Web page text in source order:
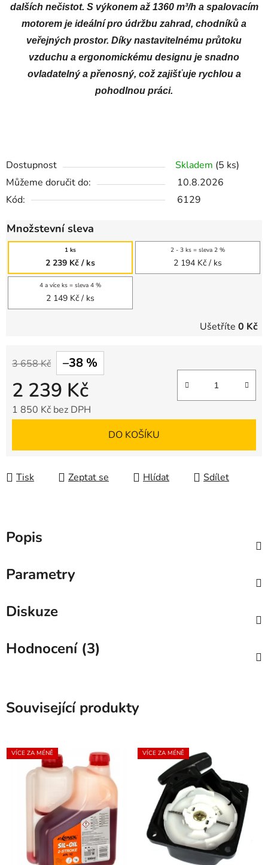
dalších nečistot. S výkonem až 1360 m³/h a spalovacím
motorem je ideální pro údržbu zahrad, chodníků a
veřejných prostor. Díky nastavitelnému průtoku
vzduchu a ergonomickému designu je snadno
ovladatelný a přenosný, což zajišťuje rychlou a
pohodlnou práci.
Dostupnost Skladem (5 ks)
Můžeme doručit do:
10.8.2026
Kód:
6129
Množstevní sleva
1 ks
2 239 Kč / ks
2 - 3 ks = sleva 2 %
2 194 Kč / ks
4 a více ks = sleva 4 %
2 149 Kč / ks
Ušetříte 0 Kč
3 658 Kč –38 %
2 239 Kč
1 850 Kč bez DPH
DO KOŠÍKU
Tisk Zeptat se Hlídat Sdílet
Popis
Parametry
Diskuze
Hodnocení (3)
Související produkty
VÍCE ZA MÉNĚ VÍCE ZA MÉNĚ